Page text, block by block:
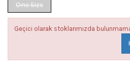
One Size
Geçici olarak stoklarımızda